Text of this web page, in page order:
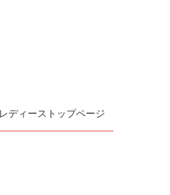
レディーストップページ